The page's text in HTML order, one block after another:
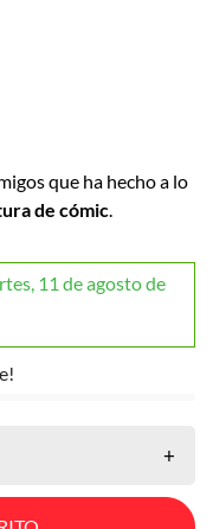
que ha hecho a lo
de cómic.
11 de agosto de
+